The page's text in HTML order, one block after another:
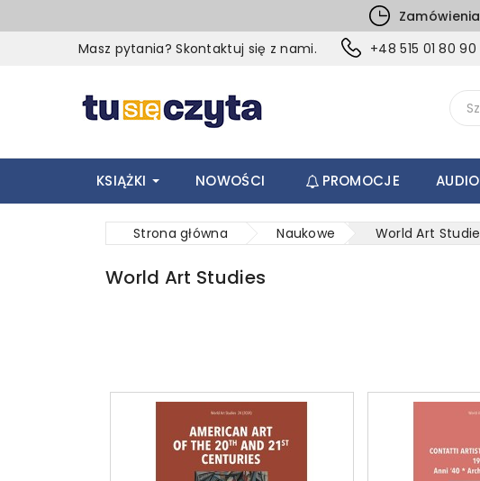
Masz pytania? Skontaktuj się z nami.
+48 515 01 80 90
KSIĄŻKI NOWOŚCI PROMOCJE
Strona główna Naukowe World Art
World Art Studies